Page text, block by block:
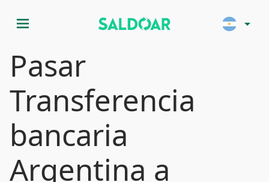
menu arrow_drop_down
Pasar
Transferencia
bancaria
Argentina a